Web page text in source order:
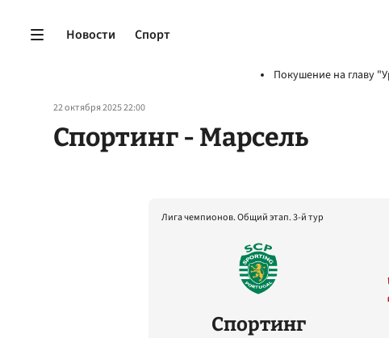
Новости Спорт
Покушение на главу
22 октября 2025 22:00
Спортинг - Марсель
Лига чемпионов. Общий этап. 3-й тур
Спортинг